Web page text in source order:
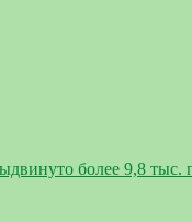
более 9,8 тыс.